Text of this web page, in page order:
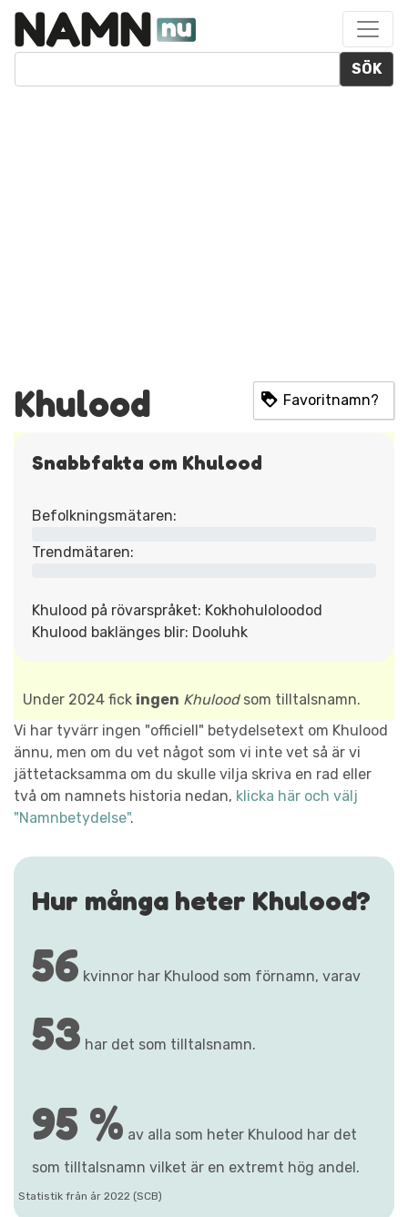
SÖK
Khulood Favoritnamn?
Snabbfakta om Khulood
Befolkningsmätaren:
Trendmätaren:
Khulood på rövarspråket: Kokhohuloloodod
Khulood baklänges blir: Dooluhk
Under 2024 fick ingen Khuloodsom tilltalsnamn.
Vi har tyvärr ingen "officiell" betydelsetext om Khulood
ännu, men om du vet något som vi inte vet så är vi
jättetacksamma om du skulle vilja skriva en rad eller
två om namnets historia nedan, klicka här och välj
"Namnbetydelse".
Hur många heter Khulood?
56 kvinnor har Khulood som förnamn, varav
53 har det som tilltalsnamn.
95 % av alla som heter Khulood har det
som tilltalsnamn vilket är en extremt hög andel.
Statistik från år 2022 (SCB)